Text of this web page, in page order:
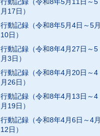
月17日）
行動記録（令和8年5月4日～5月
10日）
行動記録（令和8年4月27日～5
月3日）
行動記録（令和8年4月20日～4
月26日）
行動記録（令和8年4月13日～4
月19日）
行動記録（令和8年4月6日～4月
12日）